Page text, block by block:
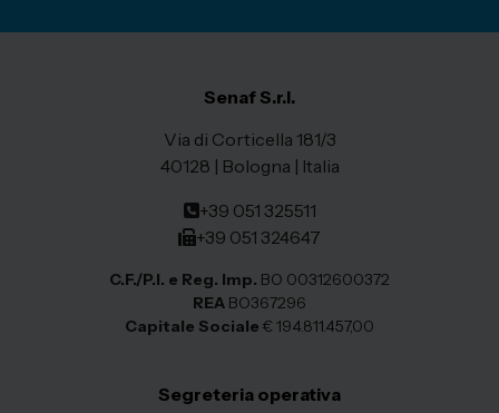
Senaf S.r.l.
Via di Corticella 181/3
40128 | Bologna | Italia
+39 051 325511
+39 051 324647
C.F./P.I. e Reg. Imp. BO 00312600372
REA BO367296
Capitale Sociale € 194.811.457,00
Segreteria operativa